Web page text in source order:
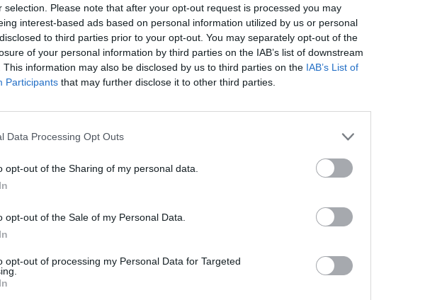
selection. Please note that after your opt-out request is processed you may
interest-based ads based on personal information utilized by us or personal
to third parties prior to your opt-out. You may separately opt-out of the
of your personal information by third parties on the IAB’s list of downstream
This information may also be disclosed by us to third parties on the IAB’s List of
Participants that may further disclose it to other third parties.
Data Processing Opt Outs
opt-out of the Sharing of my personal data.
opt-out of the Sale of my Personal Data.
opt-out of processing my Personal Data for Targeted
Effectiviteit
Depressie - antidepressiva SSRI